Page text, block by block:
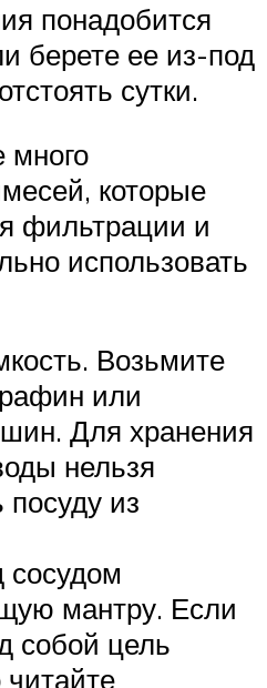
понадобится
берете ее из-под
сутки.
много
которые
фильтрации и
использовать
Возьмите
или
Для хранения
нельзя
посуду из
сосудом
мантру. Если
собой цель
читайте